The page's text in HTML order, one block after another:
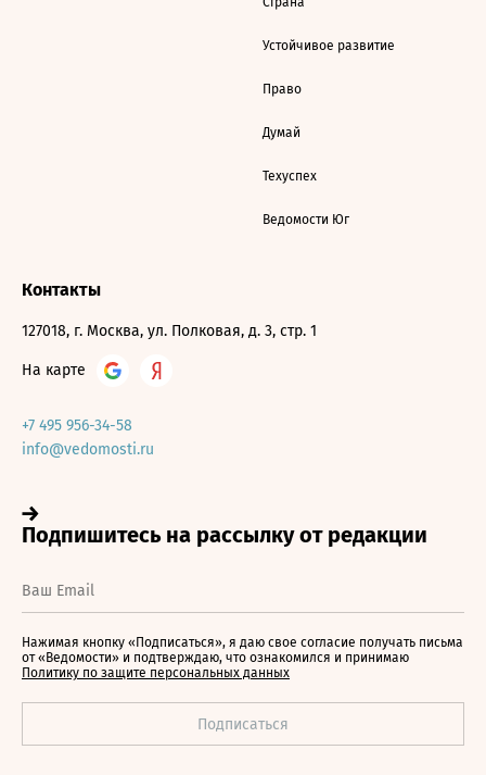
Устойчивое развитие
Право
Думай
Техуспех
Ведомости Юг
Контакты
127018, г. Москва, ул. Полковая, д. 3, стр. 1
На карте
+7 495 956-34-58
info@vedomosti.ru
Нажимая кнопку «Подписаться», я даю свое согласие получать письма
от «Ведомости» и подтверждаю, что ознакомился и принимаю
Политику по защите персональных данных